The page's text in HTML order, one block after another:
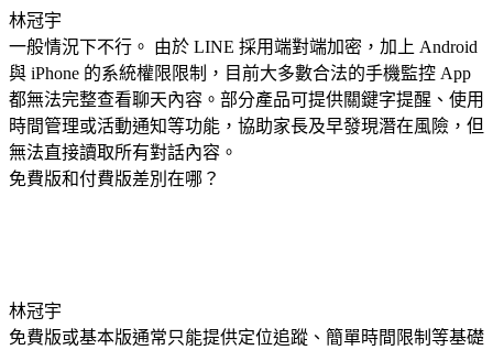
林冠宇
一般情況下不行。 由於 LINE 採用端對端加密，加上 Android
與 iPhone 的系統權限限制，目前大多數合法的手機監控 App
都無法完整查看聊天內容。部分產品可提供關鍵字提醒、使用
時間管理或活動通知等功能，協助家長及早發現潛在風險，但
無法直接讀取所有對話內容。
免費版和付費版差別在哪？
林冠宇
免費版或基本版通常只能提供定位追蹤、簡單時間限制等基礎